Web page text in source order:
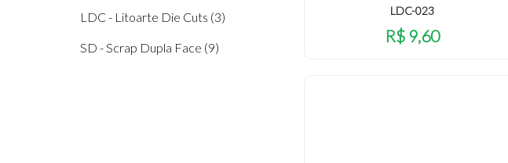
LDC-023
R$ 9,60
LDC - Litoarte Die Cuts (3)
SD - Scrap Dupla Face (9)